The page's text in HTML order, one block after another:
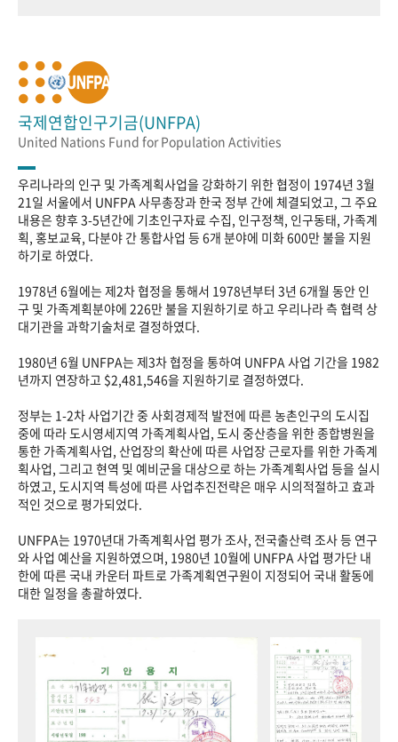
국제연합인구기금(UNFPA)
United Nations Fund for Population Activities
우리나라의 인구 및 가족계획사업을 강화하기 위한 협정이 1974년 3월
21일 서울에서 UNFPA 사무총장과 한국 정부 간에 체결되었고, 그 주요
내용은 향후 3-5년간에 기초인구자료 수집, 인구정책, 인구동태, 가족계
획, 홍보교육, 다분야 간 통합사업 등 6개 분야에 미화 600만 불을 지원
하기로 하였다.
1978년 6월에는 제2차 협정을 통해서 1978년부터 3년 6개월 동안 인
구 및 가족계획분야에 226만 불을 지원하기로 하고 우리나라 측 협력 상
대기관을 과학기술처로 결정하였다.
1980년 6월 UNFPA는 제3차 협정을 통하여 UNFPA 사업 기간을 1982
년까지 연장하고 $2,481,546을 지원하기로 결정하였다.
정부는 1-2차 사업기간 중 사회경제적 발전에 따른 농촌인구의 도시집
중에 따라 도시영세지역 가족계획사업, 도시 중산층을 위한 종합병원을
통한 가족계획사업, 산업장의 확산에 따른 사업장 근로자를 위한 가족계
획사업, 그리고 현역 및 예비군을 대상으로 하는 가족계획사업 등을 실시
하였고, 도시지역 특성에 따른 사업추진전략은 매우 시의적절하고 효과
적인 것으로 평가되었다.
UNFPA는 1970년대 가족계획사업 평가 조사, 전국출산력 조사 등 연구
와 사업 예산을 지원하였으며, 1980년 10월에 UNFPA 사업 평가단 내
한에 따른 국내 카운터 파트로 가족계획연구원이 지정되어 국내 활동에
대한 일정을 총괄하였다.